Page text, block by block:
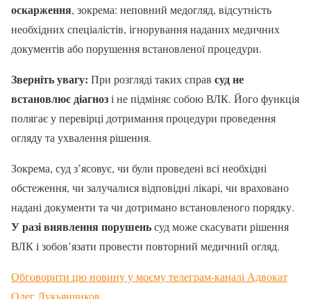
оскарження, зокрема: неповний медогляд, відсутність
необхідних спеціалістів, ігнорування наданих медичних
документів або порушення встановленої процедури.
Зверніть увагу: При розгляді таких справ суд не
встановлює діагнозі не підміняє собою ВЛК. Його функція
полягає у перевірці дотримання процедури проведення
огляду та ухвалення рішення.
Зокрема, суд з’ясовує, чи були проведені всі необхідні
обстеження, чи залучалися відповідні лікарі, чи враховано
надані документи та чи дотримано встановленого порядку.
У разі виявлення порушеньсуд може скасувати рішення
ВЛК і зобов’язати провести повторний медичний огляд.
Обговорити цю новину у моєму телеграм-каналі Адвокат
Олег Лукьянчиков